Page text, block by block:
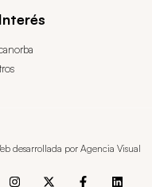
desarrollada por Agencia Visual